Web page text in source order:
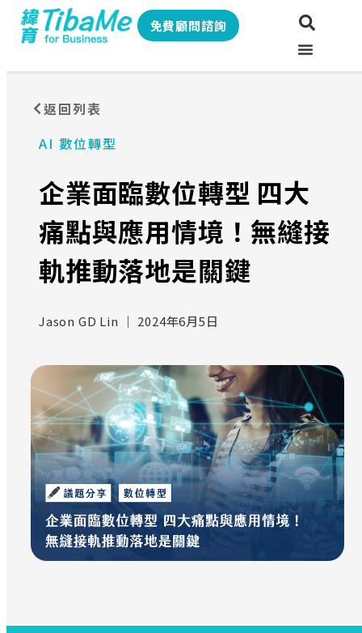
免費顧問諮詢
返回列表
AI 數位轉型
企業面臨數位轉型 四大
痛點與應用情境！無縫接
軌推動落地是關鍵
Jason GD Lin ｜ 2024年6月5日